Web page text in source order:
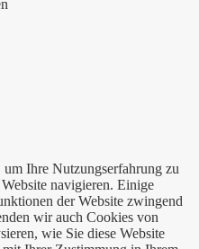
Ihre Nutzungserfahrung zu
navigieren. Einige
der Website zwingend
wir auch Cookies von
wie Sie diese Website